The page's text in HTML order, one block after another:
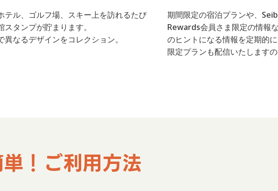
テル、ゴルフ場、スキー上を訪れるたび
スタンプが貯まります。
異なるデザインをコレクション。
期間限定の宿泊プランや、
Rewards会員さま限定の情報
のヒントになる情報を定期的
限定プランも配信いたしますの
！ご利用方法